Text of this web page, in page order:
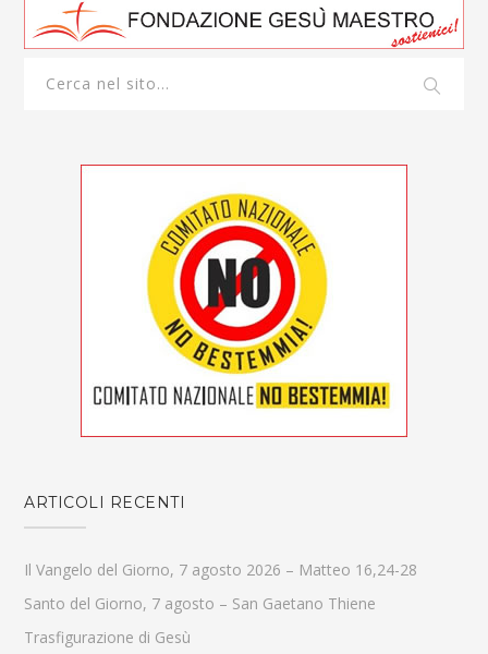
ARTICOLI RECENTI
Il Vangelo del Giorno, 7 agosto 2026 – Matteo 16,24-28
Santo del Giorno, 7 agosto – San Gaetano Thiene
Trasfigurazione di Gesù